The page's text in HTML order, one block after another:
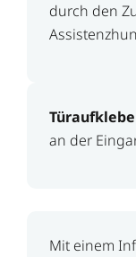
durch den
an der
Mit einem